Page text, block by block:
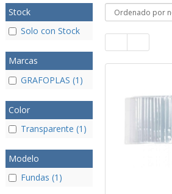
Stock
Solo con Stock
Marcas
GRAFOPLAS (1)
Color
Transparente (1)
Modelo
Fundas (1)